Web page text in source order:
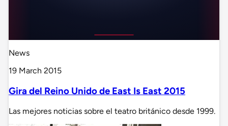
News
19 March 2015
Gira del Reino Unido de East Is East 2015
Las mejores noticias sobre el teatro británico desde 1999.